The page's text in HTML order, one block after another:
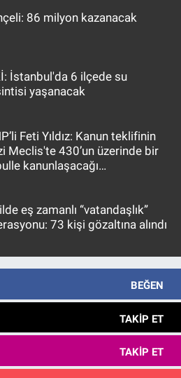
86 milyon kazanacak
İstanbul'da 6 ilçede su
yaşanacak
Feti Yıldız: Kanun teklifinin
Meclis'te 430’un üzerinde bir
kanunlaşacağı
eş zamanlı “vatandaşlık”
73 kişi gözaltına alındı
BEĞEN
TAKIP ET
TAKIP ET